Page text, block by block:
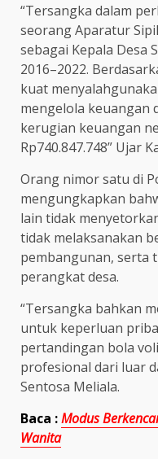
“Tersangka dalam
seorang Aparatur
sebagai Kepala Desa
2016–2022.
kuat
mengelola keuangan
kerugian keuangan
Rp740.847.748” Ujar
Orang nimor satu di
mengungkapkan
lain tidak
tidak melaksanakan
pembangunan, serta
perangkat desa.
“Tersangka bahkan
untuk keperluan
pertandingan bola
profesional dari luar
Sentosa Meliala.
Baca :Modus
Wanita